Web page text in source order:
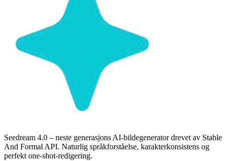
Seedream 4.0 – neste generasjons AI-bildegenerator drevet av Stable
And Formal API. Naturlig språkforståelse, karakterkonsistens og
perfekt one-shot-redigering.